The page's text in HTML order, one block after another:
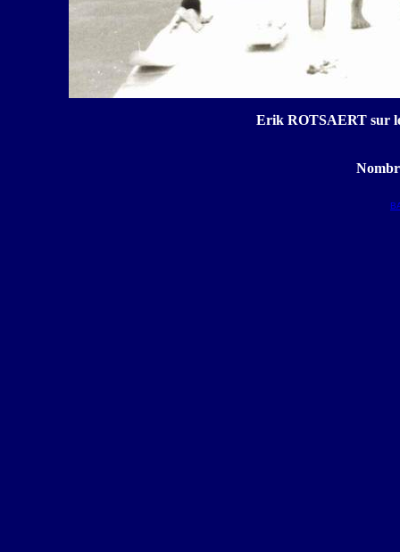
Erik ROTSAERT sur